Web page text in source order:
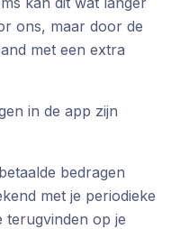
ons, maar door de
met een extra
in de app zijn
bedragen
met je periodieke
terugvinden op je